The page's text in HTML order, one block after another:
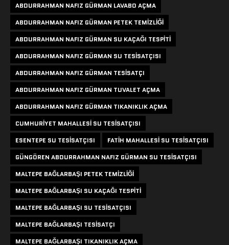
ABDURRAHMAN NAFIZ GÜRMAN LAVABO AÇMA
ABDURRAHMAN NAFIZ GÜRMAN PETEK TEMIZLIĞI
ABDURRAHMAN NAFIZ GÜRMAN SU KAÇAĞI TESPITI
ABDURRAHMAN NAFIZ GÜRMAN SU TESISATÇISI
ABDURRAHMAN NAFIZ GÜRMAN TESISATÇI
ABDURRAHMAN NAFIZ GÜRMAN TUVALET AÇMA
ABDURRAHMAN NAFIZ GÜRMAN TIKANIKLIK AÇMA
CUMHURIYET MAHALLESI SU TESISATÇISI
ESENTEPE SU TESISATÇISI
FATIH MAHALLESI SU TESISATÇISI
GÜNGÖREN ABDURRAHMAN NAFIZ GÜRMAN SU TESISATÇISI
MALTEPE BAĞLARBAŞI PETEK TEMIZLIĞI
MALTEPE BAĞLARBAŞI SU KAÇAĞI TESPITI
MALTEPE BAĞLARBAŞI SU TESISATÇISI
MALTEPE BAĞLARBAŞI TESISATÇI
MALTEPE BAĞLARBAŞI TIKANIKLIK AÇMA